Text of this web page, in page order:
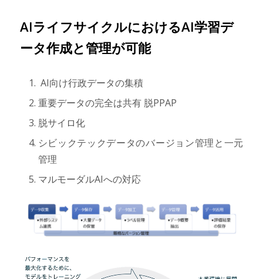
AIライフサイクルにおけるAI学習デ
ータ作成と管理が可能
AI向け行政データの集積
重要データの完全は共有 脱PPAP
脱サイロ化
シビックテックデータのバージョン管理と一元
管理
マルモーダルAIへの対応